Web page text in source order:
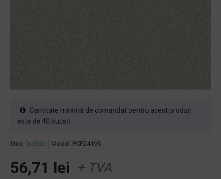
Stoc: În Stoc Model: PCF24195
56,71 lei + TVA
Cantitate minimă de comandat pentru acest produs
este de 40 bucati